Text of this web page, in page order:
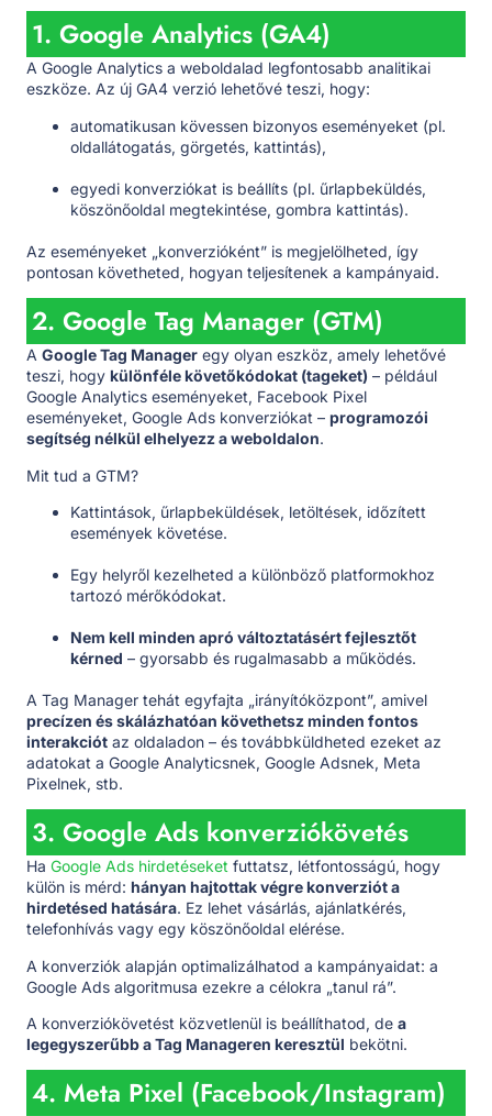
1. Google Analytics (GA4)
A Google Analytics a weboldalad legfontosabb analitikai
eszköze. Az új GA4 verzió lehetővé teszi, hogy:
automatikusan kövessen bizonyos eseményeket (pl.
oldallátogatás, görgetés, kattintás),
egyedi konverziókat is beállíts (pl. űrlapbeküldés,
köszönőoldal megtekintése, gombra kattintás).
Az eseményeket „konverzióként” is megjelölheted, így
pontosan követheted, hogyan teljesítenek a kampányaid.
2. Google Tag Manager (GTM)
A Google Tag Manager egy olyan eszköz, amely lehetővé
teszi, hogy különféle követőkódokat (tageket) – például
Google Analytics eseményeket, Facebook Pixel
eseményeket, Google Ads konverziókat – programozói
segítség nélkül elhelyezz a weboldalon.
Mit tud a GTM?
Kattintások, űrlapbeküldések, letöltések, időzített
események követése.
Egy helyről kezelheted a különböző platformokhoz
tartozó mérőkódokat.
Nem kell minden apró változtatásért fejlesztőt
kérned – gyorsabb és rugalmasabb a működés.
A Tag Manager tehát egyfajta „irányítóközpont”, amivel
precízen és skálázhatóan követhetsz minden fontos
interakciót az oldaladon – és továbbküldheted ezeket az
adatokat a Google Analyticsnek, Google Adsnek, Meta
Pixelnek, stb.
3. Google Ads konverziókövetés
Ha Google Ads hirdetéseket futtatsz, létfontosságú, hogy
külön is mérd: hányan hajtottak végre konverziót a
hirdetésed hatására. Ez lehet vásárlás, ajánlatkérés,
telefonhívás vagy egy köszönőoldal elérése.
A konverziók alapján optimalizálhatod a kampányaidat: a
Google Ads algoritmusa ezekre a célokra „tanul rá”.
A konverziókövetést közvetlenül is beállíthatod, de a
legegyszerűbb a Tag Manageren keresztül bekötni.
4. Meta Pixel (Facebook/Instagram)